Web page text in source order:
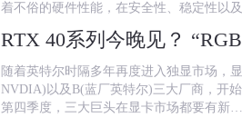
着不俗的硬件性能，在安全性、稳定性以
随着英特尔时隔多年再度进入独显市场，
NVDIA)以及B(蓝厂英特尔)三大厂商，开
第四季度，三大巨头在显卡市场都要有新…